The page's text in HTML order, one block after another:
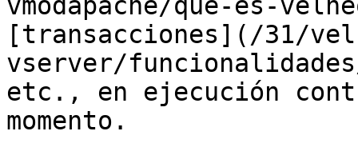
[transacciones](/31/
vserver/
etc., en ejecución
momento.